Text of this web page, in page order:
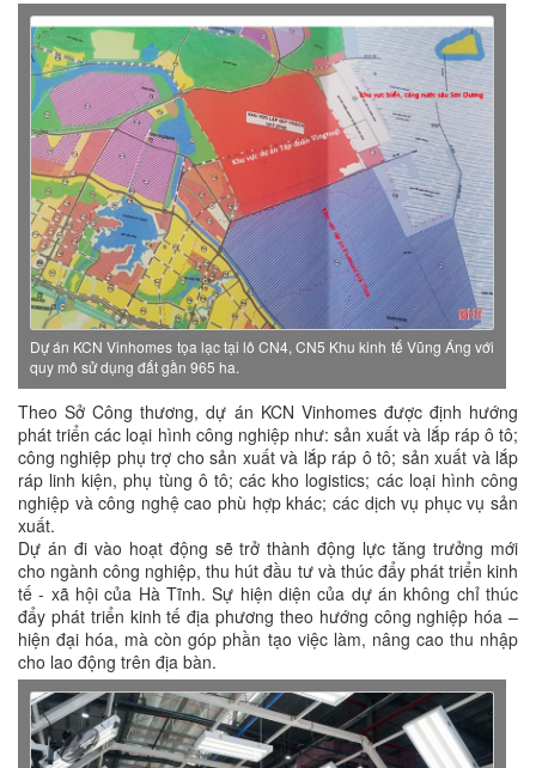
Dự án KCN Vinhomes tọa lạc tại lô CN4, CN5 Khu kinh tế Vũng Áng với
quy mô sử dụng đất gần 965 ha.
Theo Sở Công thương, dự án KCN Vinhomes được định hướng
phát triển các loại hình công nghiệp như: sản xuất và lắp ráp ô tô;
công nghiệp phụ trợ cho sản xuất và lắp ráp ô tô; sản xuất và lắp
ráp linh kiện, phụ tùng ô tô; các kho logistics; các loại hình công
nghiệp và công nghệ cao phù hợp khác; các dịch vụ phục vụ sản
xuất.
Dự án đi vào hoạt động sẽ trở thành động lực tăng trưởng mới
cho ngành công nghiệp, thu hút đầu tư và thúc đẩy phát triển kinh
tế - xã hội của Hà Tĩnh. Sự hiện diện của dự án không chỉ thúc
đẩy phát triển kinh tế địa phương theo hướng công nghiệp hóa –
hiện đại hóa, mà còn góp phần tạo việc làm, nâng cao thu nhập
cho lao động trên địa bàn.